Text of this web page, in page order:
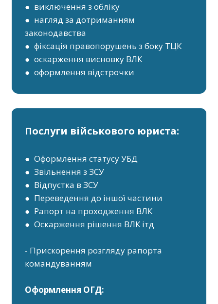
● виключення з обліку
● нагляд за дотриманням
законодавства
● фіксація правопорушень з боку ТЦК
● оскарження висновку ВЛК
● оформлення відстрочки
Послуги військового юриста:
● Оформлення статусу УБД
● Звільнення з ЗСУ
● Відпустка в ЗСУ
● Переведення до іншої частини
● Рапорт на проходження ВЛК
● Оскарження рішення ВЛК ітд
- Прискорення розгляду рапорта
командуванням
Оформлення ОГД: